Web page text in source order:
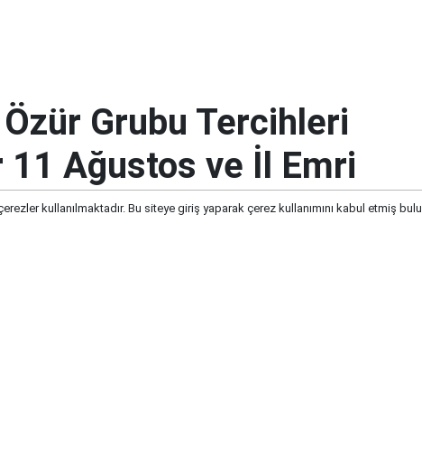
Grubu Tercihleri
11 Ağustos ve İl Emri
kullanılmaktadır. Bu siteye giriş yaparak çerez kullanımını kabul etmiş